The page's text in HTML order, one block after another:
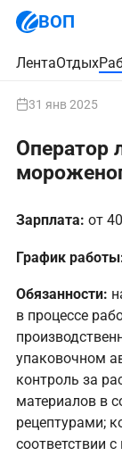
ВОП
ЛентаОтдых
31 янв 2025
Оператор
Зарплата: от
График
Обязанности:
в процессе
упаковочном
контроль за
материалов в
рецептурами;
соответствии